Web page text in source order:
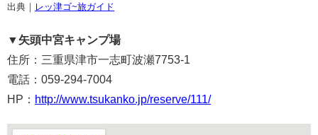
出典｜ レッ津ゴ~旅ガイド
▼矢頭中宮キャンプ場
住所：三重県津市一志町波瀬7753-1
電話：059-294-7004
HP： http://www.tsukanko.jp/reserve/111/